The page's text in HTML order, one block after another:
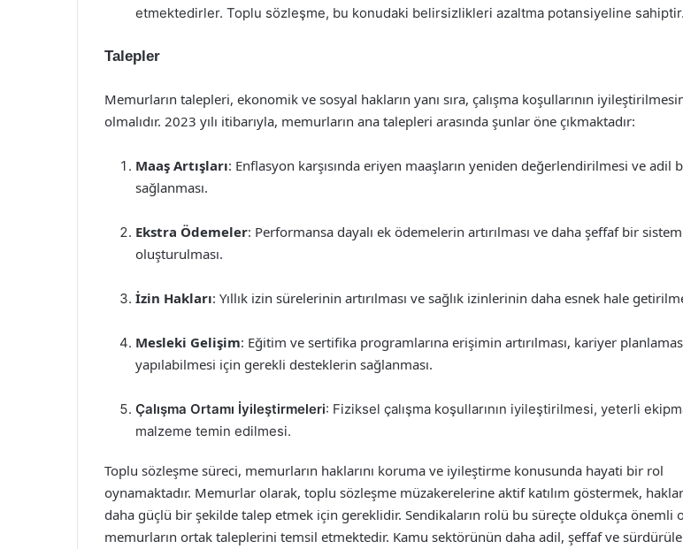
etmektedirler. Toplu sözleşme, bu konudaki belirsizlikleri azaltma potansiyeline sahiptir.
Talepler
Memurların talepleri, ekonomik ve sosyal hakların yanı sıra, çalışma koşullarının
olmalıdır. 2023 yılı itibarıyla, memurların ana talepleri arasında şunlar öne çıkmaktadır:
Maaş Artışları: Enflasyon karşısında eriyen maaşların yeniden değerlendirilmesi ve adil
sağlanması.
Ekstra Ödemeler: Performansa dayalı ek ödemelerin artırılması ve daha şeffaf bir
oluşturulması.
İzin Hakları: Yıllık izin sürelerinin artırılması ve sağlık izinlerinin daha esnek hale
Mesleki Gelişim: Eğitim ve sertifika programlarına erişimin artırılması, kariyer
yapılabilmesi için gerekli desteklerin sağlanması.
Çalışma Ortamı İyileştirmeleri: Fiziksel çalışma koşullarının iyileştirilmesi, yeterli
malzeme temin edilmesi.
Toplu sözleşme süreci, memurların haklarını koruma ve iyileştirme konusunda hayati bir rol
oynamaktadır. Memurlar olarak, toplu sözleşme müzakerelerine aktif katılım göstermek,
daha güçlü bir şekilde talep etmek için gereklidir. Sendikaların rolü bu süreçte oldukça önemli
memurların ortak taleplerini temsil etmektedir. Kamu sektörünün daha adil, şeffaf ve